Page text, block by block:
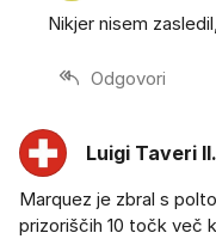
Nikjer nisem
Odgovori
Luigi Taveri II.
Marquez je zbral s
prizoriščih 10 točk več